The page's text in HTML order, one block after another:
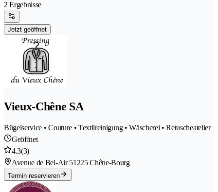
2 Ergebnisse
Jetzt geöffnet
Vieux-Chêne SA
Bügelservice • Couture • Textilreinigung • Wäscherei • Retuscheatelier
Geöffnet
4.3(3)
Avenue de Bel-Air 51225 Chêne-Bourg
Termin reservieren